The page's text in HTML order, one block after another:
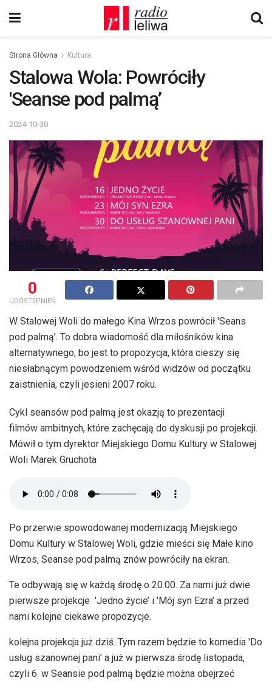
Strona Główna Kultura
Stalowa Wola: Powróciły
'Seanse pod palmą’
2024-10-30
0
UDOSTĘPNIEŃ
W Stalowej Woli do małego Kina Wrzos powrócił 'Seans
pod palmą’. To dobra wiadomość dla miłośników kina
alternatywnego, bo jest to propozycja, która cieszy się
niesłabnącym powodzeniem wśród widzów od początku
zaistnienia, czyli jesieni 2007 roku.
Cykl seansów pod palmą jest okazją to prezentacji
filmów ambitnych, które zachęcają do dyskusji po projekcji.
Mówił o tym dyrektor Miejskiego Domu Kultury w Stalowej
Woli Marek Gruchota
Po przerwie spowodowanej modernizacją Miejskiego
Domu Kultury w Stalowej Woli, gdzie mieści się Małe kino
Wrzos, Seanse pod palmą znów powróciły na ekran.
Te odbywają się w każdą środę o 20.00. Za nami już dwie
pierwsze projekcje 'Jedno życie’ i 'Mój syn Ezra’ a przed
nami kolejne ciekawe propozycje.
kolejna projekcja już dziś. Tym razem będzie to komedia 'Do
usług szanownej pani’ a już w pierwsza środę listopada,
czyli 6. w Seansie pod palmą będzie można obejrzeć